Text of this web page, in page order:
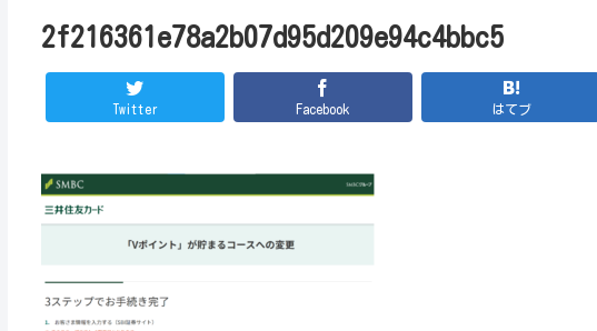
2f216361e78a2b07d95d209e94c4bbc5
Twitter Facebook はてブ